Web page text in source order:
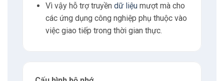
Phone
Vì vậy hỗ trợ truyền dữ liệumượt mà cho
các ứng dụng công nghiệp phụ thuộc vào
việc giao tiếp trong thời gian thực.